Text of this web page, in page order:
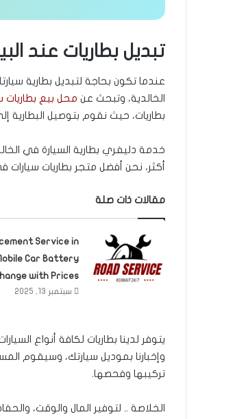
تبديل بطاريات عند
عندما تكون بحاجة لتبديل بطارية
الخالدية، وتبحث عن محل بيع بطاريات
بطاريات، حيث نقوم بتوصيل البطارية
خدمة دليفري بطارية السيارة في
أكثر، نحن أفضل متجر بطاريات سيارات
مقالات ذات صلة
Service in
Car Battery
with Prices
سبتمبر 13, 2025
يتوفر لدينا بطاريات لكافة أنواع
وإخبارنا بموديل سيارتك، وسيقوم
تركيبها وفحصها.
الخلاصة .. لتوفير المال والوقت،